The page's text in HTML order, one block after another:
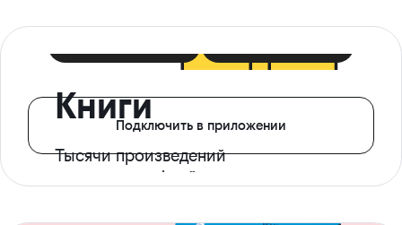
Книги
Тысячи произведений
с доступом офлайн
Подключить в приложении